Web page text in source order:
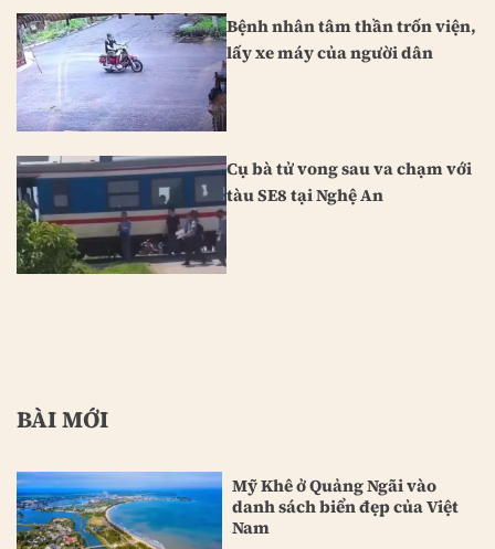
Bệnh nhân tâm thần trốn viện,
lấy xe máy của người dân
Cụ bà tử vong sau va chạm với
tàu SE8 tại Nghệ An
BÀI MỚI
Mỹ Khê ở Quảng Ngãi vào
danh sách biển đẹp của Việt
Nam